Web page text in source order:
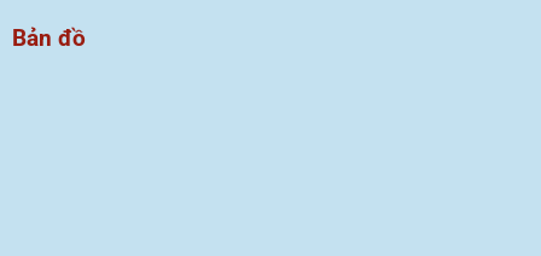
Bản đồ